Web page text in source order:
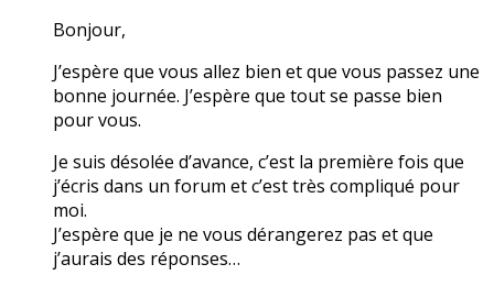
Bonjour,
J’espère que vous allez bien et que vous passez une
bonne journée. J’espère que tout se passe bien
pour vous.
Je suis désolée d’avance, c’est la première fois que
j’écris dans un forum et c’est très compliqué pour
moi.
J’espère que je ne vous dérangerez pas et que
j’aurais des réponses…